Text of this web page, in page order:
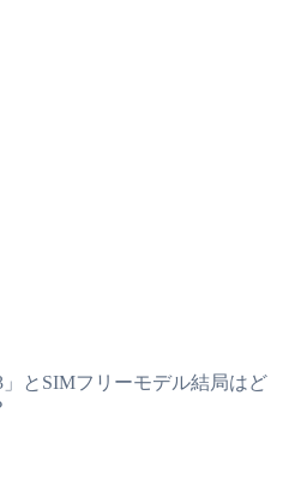
」とSIMフリーモデル結局はど